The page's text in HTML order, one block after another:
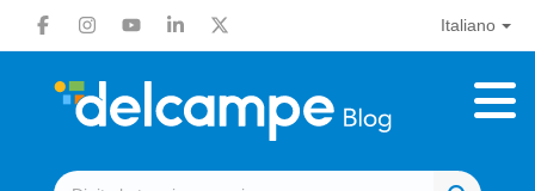
Italiano